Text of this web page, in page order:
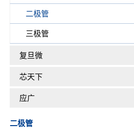
联系我们
二极管
三极管
复旦微
芯天下
应广
二极管